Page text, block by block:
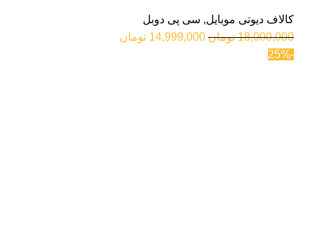
کالاف دیوتی موبایل, سی پی دوبل
18,000,000 تومان 14,999,000 تومان
-25%